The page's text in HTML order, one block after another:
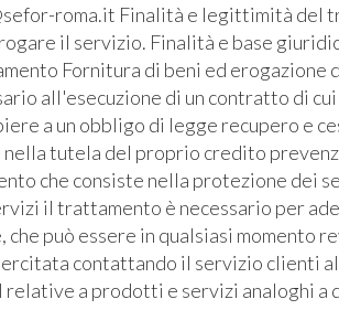
roma.it Finalità e legittimità del
il servizio. Finalità e base
Fornitura di beni ed erogazione
all'esecuzione di un contratto di
a un obbligo di legge recupero e
tutela del proprio credito
che consiste nella protezione dei
il trattamento è necessario per
può essere in qualsiasi momento
contattando il servizio clienti
a prodotti e servizi analoghi